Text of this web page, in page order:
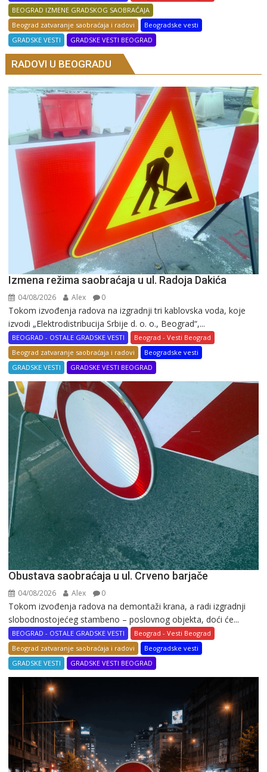
BEOGRAD IZMENE GRADSKOG SAOBRAĆAJA
Beograd zatvaranje saobraćaja i radovi
Beogradske vesti
GRADSKE VESTI
GRADSKE VESTI BEOGRAD
RADOVI U BEOGRADU
Izmena režima saobraćaja u ul. Radoja Dakića
04/08/2026 Alex 0
Tokom izvođenja radova na izgradnji tri kablovska voda, koje
izvodi „Elektrodistribucija Srbije d. o. o., Beograd“,...
BEOGRAD - OSTALE GRADSKE VESTI
Beograd - Vesti Beograd
Beograd zatvaranje saobraćaja i radovi
Beogradske vesti
GRADSKE VESTI
GRADSKE VESTI BEOGRAD
Obustava saobraćaja u ul. Crveno barjače
04/08/2026 Alex 0
Tokom izvođenja radova na demontaži krana, a radi izgradnji
slobodnostojećeg stambeno – poslovnog objekta, doći će...
BEOGRAD - OSTALE GRADSKE VESTI
Beograd - Vesti Beograd
Beograd zatvaranje saobraćaja i radovi
Beogradske vesti
GRADSKE VESTI
GRADSKE VESTI BEOGRAD